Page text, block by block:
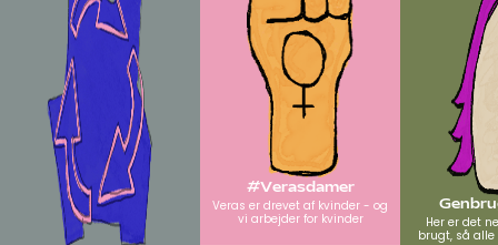
#Verasdamer
Veras er drevet af kvinder - og
vi arbejder for kvinder
Her er det
brugt, så